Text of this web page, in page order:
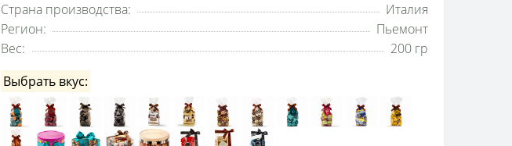
Страна производства:
Италия
Регион:
Пьемонт
Вес:
200 гр
Выбрать вкус: